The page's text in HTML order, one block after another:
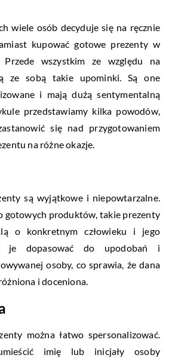
wiele osób decyduje się na ręcznie
kupować gotowe prezenty w
Przede wszystkim ze względu na
ze sobą takie upominki. Są one
i mają dużą sentymentalną
przedstawiamy kilka powodów,
się nad przygotowaniem
na różne okazje.
są wyjątkowe i niepowtarzalne.
gotowych produktów, takie prezenty
o konkretnym człowieku i jego
je dopasować do upodobań i
osoby, co sprawia, że dana
i doceniona.
można łatwo spersonalizować.
imię lub inicjały osoby